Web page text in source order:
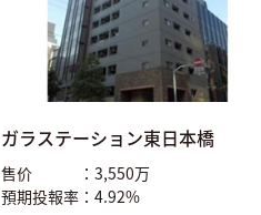
ガラステーション東日本橋
售价
3,550万
預期投報率
4.92%